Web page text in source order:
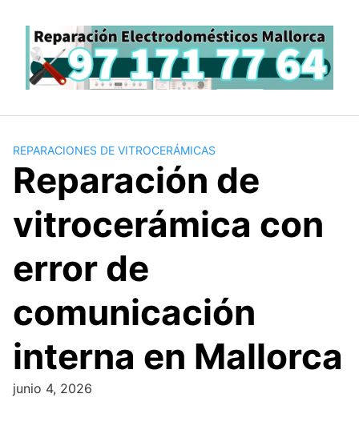
contenido
REPARACIONES DE VITROCERÁMICAS
Reparación de
vitrocerámica con
error de
comunicación
interna en Mallorca
junio 4, 2026